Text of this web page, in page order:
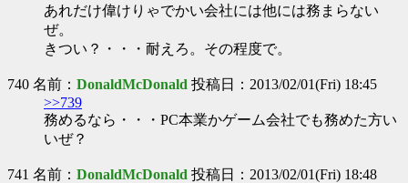
あれだけ偉けりゃでかい会社には他には務まらない
ぜ。
きつい？・・・耐えろ。その程度で。
740 名前： DonaldMcDonald 投稿日：2013/02/01(Fri) 18:45
>>739
務めるなら・・・PC本業かゲーム会社でも務めた方い
いぜ？
741 名前： DonaldMcDonald 投稿日：2013/02/01(Fri) 18:48